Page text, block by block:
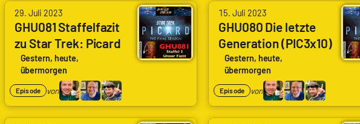
29. Juli 2023
GHU081 Staffelfazit
zu Star Trek: Picard
Staffel 3
Gestern, heute,
übermorgen
Episode von
15. Juli 2023
GHU080 Die letzte
Generation (PIC3x10)
(The Last
Generation)
Gestern, heute,
übermorgen
Episode von